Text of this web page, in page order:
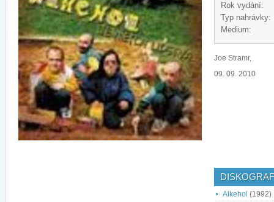
Rok vydání:
Typ nahrávky:
Medium:
Joe Stramr,
09. 09. 2010
Alkehol (1992)